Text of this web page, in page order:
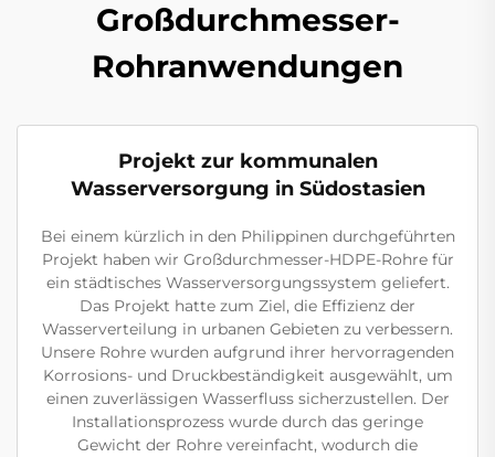
Großdurchmesser-
Rohranwendungen
Projekt zur kommunalen
Wasserversorgung in Südostasien
Bei einem kürzlich in den Philippinen durchgeführten
Projekt haben wir Großdurchmesser-HDPE-Rohre für
ein städtisches Wasserversorgungssystem geliefert.
Das Projekt hatte zum Ziel, die Effizienz der
Wasserverteilung in urbanen Gebieten zu verbessern.
Unsere Rohre wurden aufgrund ihrer hervorragenden
Korrosions- und Druckbeständigkeit ausgewählt, um
einen zuverlässigen Wasserfluss sicherzustellen. Der
Installationsprozess wurde durch das geringe
Gewicht der Rohre vereinfacht, wodurch die